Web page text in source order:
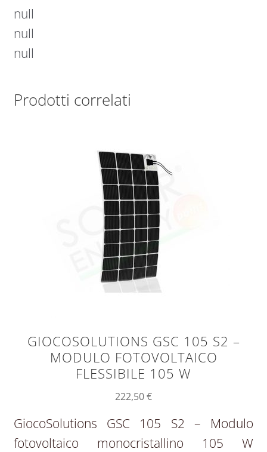
null
null
null
Prodotti correlati
GIOCOSOLUTIONS GSC 105 S2 –
MODULO FOTOVOLTAICO
FLESSIBILE 105 W
222,50€
GiocoSolutions GSC 105 S2 – Modulo
fotovoltaico monocristallino 105 W